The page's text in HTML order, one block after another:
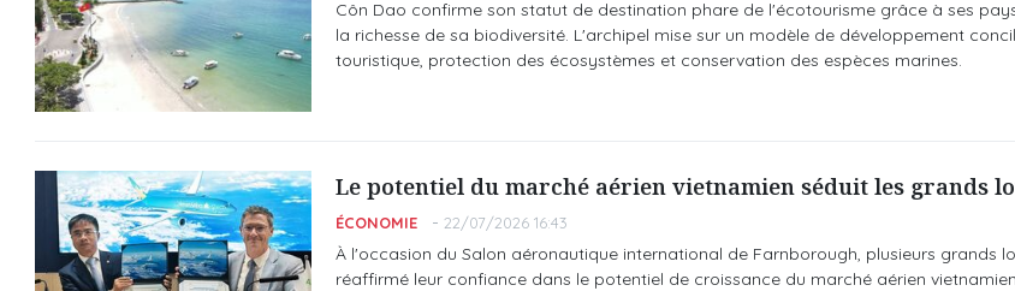
Côn Dao confirme son statut de destination phare de l'écotourisme grâce à ses
la richesse de sa biodiversité. L'archipel mise sur un modèle de développement
touristique, protection des écosystèmes et conservation des espèces marines.
Le potentiel du marché aérien vietnamien séduit les grands
ÉCONOMIE 22/07/2026 16:43
À l'occasion du Salon aéronautique international de Farnborough, plusieurs grands
réaffirmé leur confiance dans le potentiel de croissance du marché aérien